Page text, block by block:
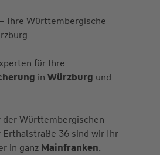
Ihre Württembergische
für Ihre
in Würzburg und
Württembergischen
Erthalstraße 36 sind wir Ihr
in ganz Mainfranken.